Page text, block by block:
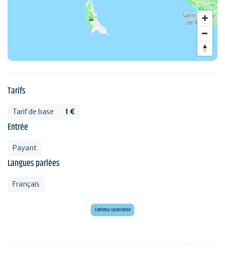
Tarifs
Tarif de base 1 €
Entrée
Payant
Langues parlées
Français
Contenu sponsorisé
Voyagez en Préhistoire !